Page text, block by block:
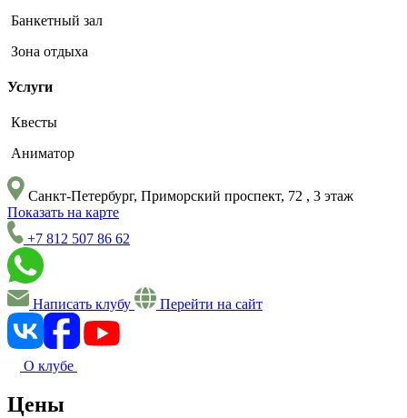
Банкетный зал
Зона отдыха
Услуги
Квесты
Аниматор
Санкт-Петербург, Приморский проспект, 72 , 3 этаж
Показать на карте
+7 812 507 86 62
Написать клубу Перейти на сайт
О клубе
Цены